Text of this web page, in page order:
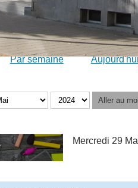
Par semaine
Aller au
Mercredi 29